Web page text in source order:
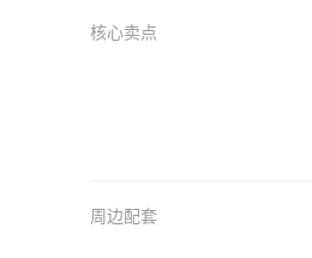
核心卖点
周边配套